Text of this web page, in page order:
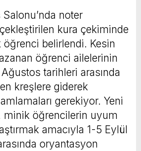
noter
kura çekiminde
öğrenci belirlendi. Kesin
öğrenci ailelerinin
tarihleri arasında
kreşlere giderek
gerekiyor. Yeni
minik öğrencilerin uyum
amacıyla 1-5 Eylül
oryantasyon